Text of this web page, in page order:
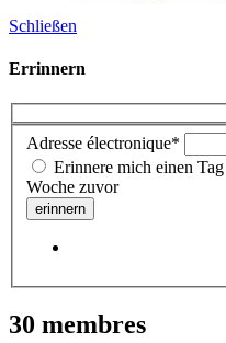
Schließen
Errinnern
Adresse électronique*
Erinnere mich einen
Woche zuvor
erinnern
30 membres